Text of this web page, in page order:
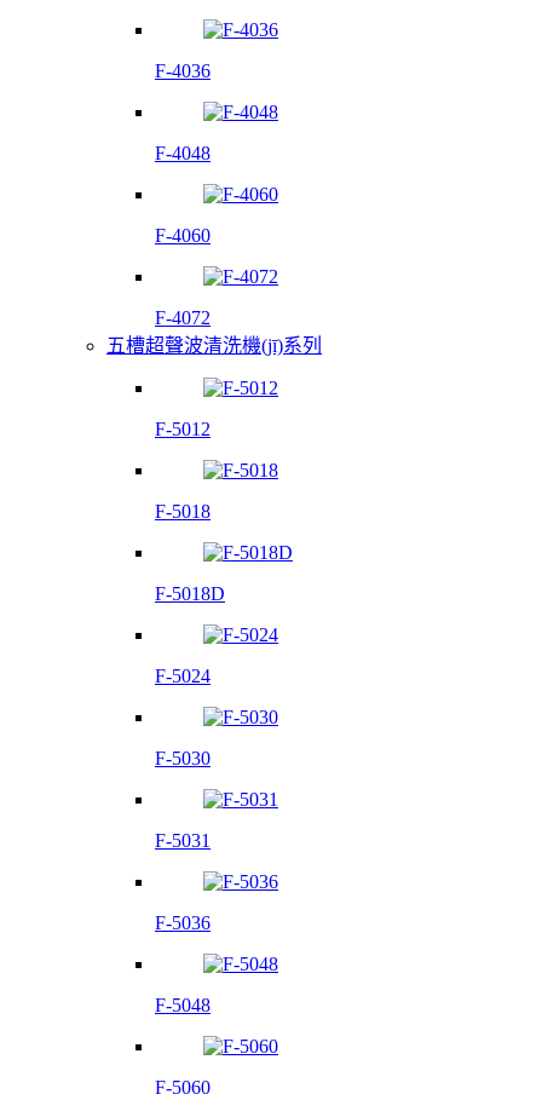
F-4036
F-4048
F-4060
F-4072
五槽超聲波清洗機(jī)系列
F-5012
F-5018
F-5018D
F-5024
F-5030
F-5031
F-5036
F-5048
F-5060